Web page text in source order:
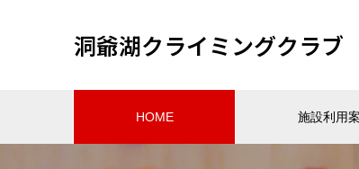
洞爺湖クライミングクラブ
HOME 施設利用